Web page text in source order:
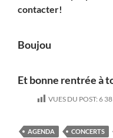
contacter!
Boujou
Et bonne rentrée à
VUES DU POST: 6
AGENDA CONCERTS